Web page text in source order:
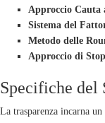
Approccio Cauta
Sistema del
Metodo delle
Approccio di
Specifiche del
La trasparenza incarna